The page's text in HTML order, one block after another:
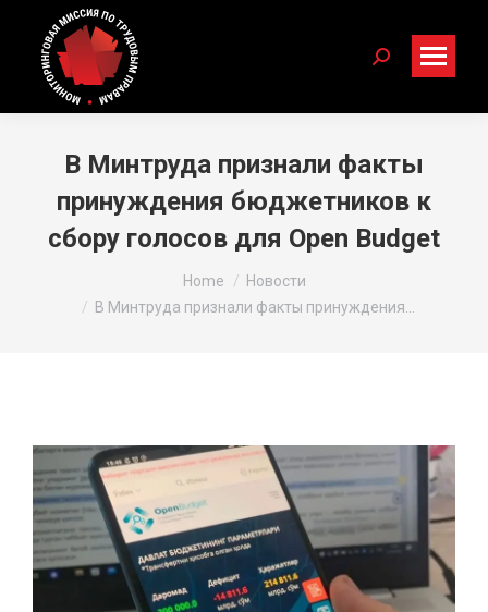
Search:
В Минтруда признали факты
принуждения бюджетников к
сбору голосов для Open Budget
Home
Новости
В Минтруда признали факты принуждения…